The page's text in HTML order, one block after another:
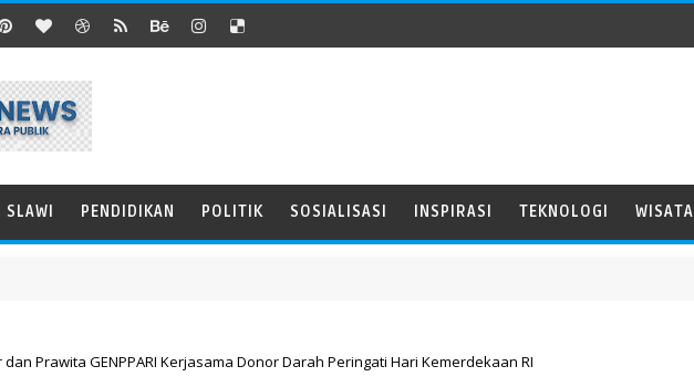
SLAWI PENDIDIKAN POLITIK SOSIALISASI INSPIRASI TEKNOLOGI WISATA
dan Prawita GENPPARI Kerjasama Donor Darah Peringati Hari Kemerdekaan RI